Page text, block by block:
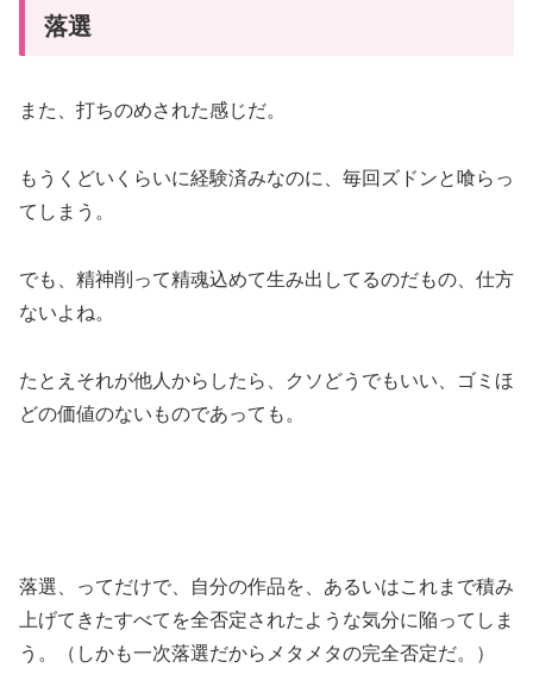
落選
また、打ちのめされた感じだ。
もうくどいくらいに経験済みなのに、毎回ズドンと喰らっ
てしまう。
でも、精神削って精魂込めて生み出してるのだもの、仕方
ないよね。
たとえそれが他人からしたら、クソどうでもいい、ゴミほ
どの価値のないものであっても。
落選、ってだけで、自分の作品を、あるいはこれまで積み
上げてきたすべてを全否定されたような気分に陥ってしま
う。（しかも一次落選だからメタメタの完全否定だ。）